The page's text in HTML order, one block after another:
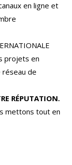
en ligne et
projets en
réseau de
RÉPUTATION.
mettons tout en